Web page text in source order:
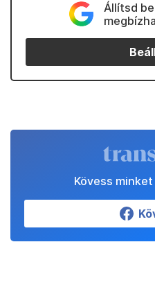
Állítsd
Kövess